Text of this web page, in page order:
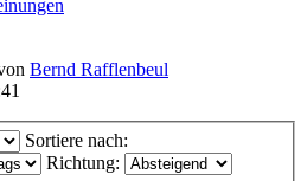
Bernd Rafflenbeul
Sortiere nach:
Richtung: